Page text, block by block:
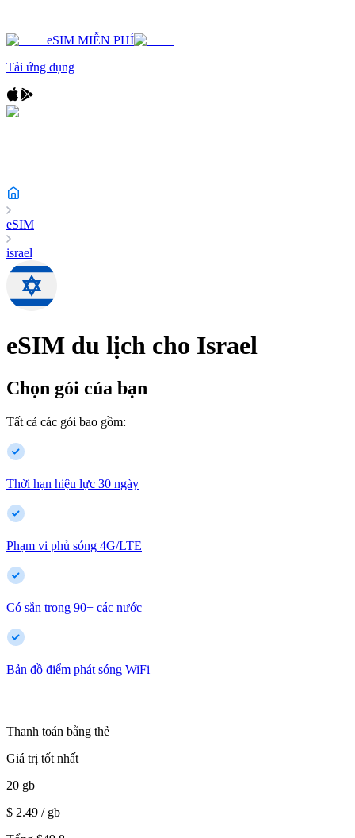
eSIM MIỄN PHÍ
Tải ứng dụng
eSIM
israel
eSIM du lịch cho Israel
Chọn gói của bạn
Tất cả các gói bao gồm:
Thời hạn hiệu lực 30 ngày
Phạm vi phủ sóng 4G/LTE
Có sẵn trong 90+ các nước
Bản đồ điểm phát sóng WiFi
Thanh toán bằng thẻ
Giá trị tốt nhất
20 gb
$ 2.49 / gb